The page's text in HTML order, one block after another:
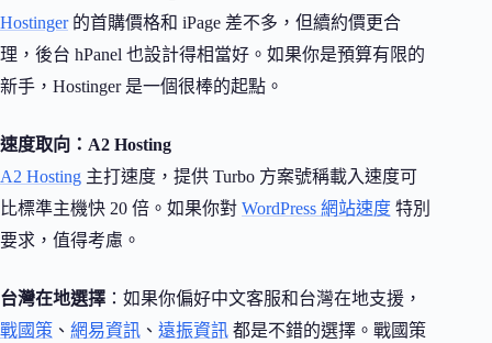
Hostinger的首購價格和 iPage 差不多，但續約價更合
理，後台 hPanel 也設計得相當好。如果你是預算有限的
新手，Hostinger 是一個很棒的起點。
速度取向：A2 Hosting
A2 Hosting 主打速度，提供 Turbo 方案號稱載入速度可
比標準主機快 20 倍。如果你對 WordPress 網站速度 特別
要求，值得考慮。
台灣在地選擇 ：如果你偏好中文客服和台灣在地支援，
戰國策 、 網易資訊 、 遠振資訊 都是不錯的選擇。戰國策